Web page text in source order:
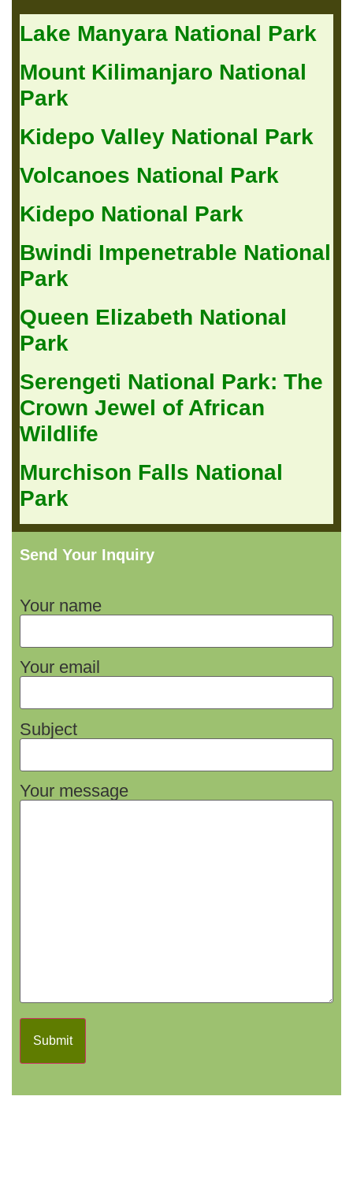
Lake Manyara National Park
Mount Kilimanjaro National
Park
Kidepo Valley National Park
Volcanoes National Park
Kidepo National Park
Bwindi Impenetrable National
Park
Queen Elizabeth National
Park
Serengeti National Park: The
Crown Jewel of African
Wildlife
Murchison Falls National
Park
Send Your Inquiry
Your name
Your email
Subject
Your message